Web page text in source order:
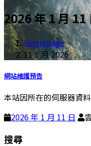
2026 年 1 月 11
Homepage
11 1 月 2026
網站維護預告
本站因所在的伺服器資
2026 年 1 月 11 日
搜尋